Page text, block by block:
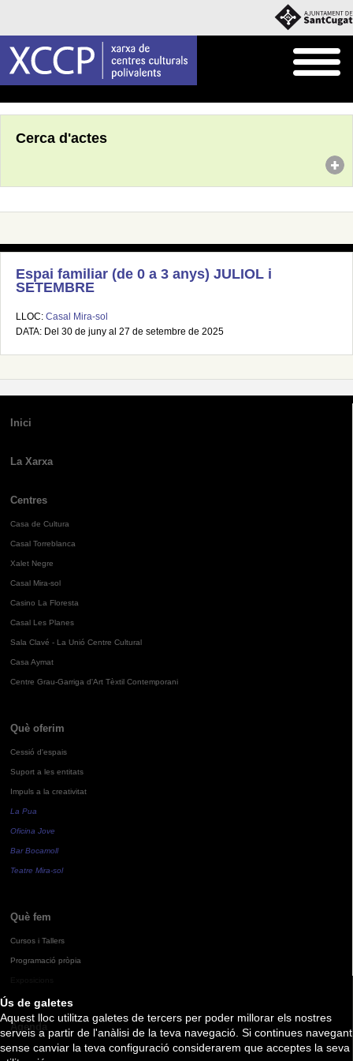
Ús de galetes
Aquest lloc utilitza galetes de tercers per poder millorar els nostres
serveis a partir de l'anàlisi de la teva navegació. Si continues navegant
sense canviar la teva configuració considerarem que acceptes la seva
Cerca d'actes
Espai familiar (de 0 a 3 anys) JULIOL i
SETEMBRE
LLOC: Casal Mira-sol
DATA: Del 30 de juny al 27 de setembre de 2025
Inici
La Xarxa
Centres
Casa de Cultura
Casal Torreblanca
Xalet Negre
Casal Mira-sol
Casino La Floresta
Casal Les Planes
Sala Clavé - La Unió Centre Cultural
Casa Aymat
Centre Grau-Garriga d'Art Tèxtil Contemporani
Què oferim
Cessió d'espais
Suport a les entitats
Impuls a la creativitat
La Pua
Oficina Jove
Bar Bocamoll
Teatre Mira-sol
Què fem
Cursos i Tallers
Programació pròpia
Agenda